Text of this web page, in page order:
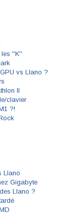
les ''K''
vs Llano ?
II
clavier
?!
Llano
Gigabyte
Llano ?